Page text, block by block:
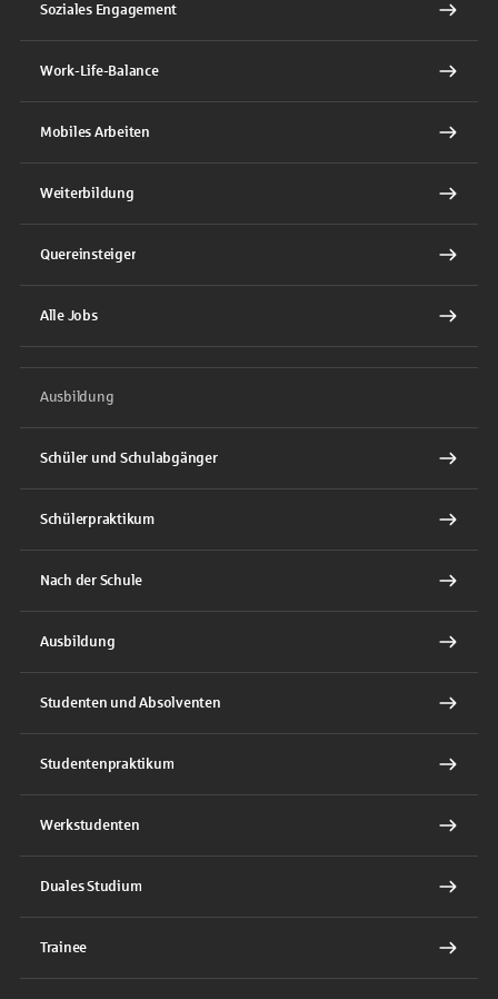
Soziales Engagement
Work-Life-Balance
Mobiles Arbeiten
Weiterbildung
Quereinsteiger
Alle Jobs
Ausbildung
Schüler und Schulabgänger
Schülerpraktikum
Nach der Schule
Ausbildung
Studenten und Absolventen
Studentenpraktikum
Werkstudenten
Duales Studium
Trainee